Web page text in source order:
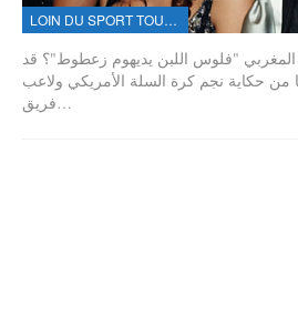
LOIN DU SPORT TOUT PRÈS DE...
"فلوس اللبن يديهوم زعطوط"؟ قد
من حكاية نجم كرة السلة الأمريكي ولاعب
فريق…